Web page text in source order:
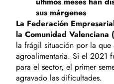
sus márgenes
La Federación
la Comunidad Valenciana
la frágil situación por la que
agroalimentaria. Si el 2021
para el sector, el primer
agravado las dificultades.